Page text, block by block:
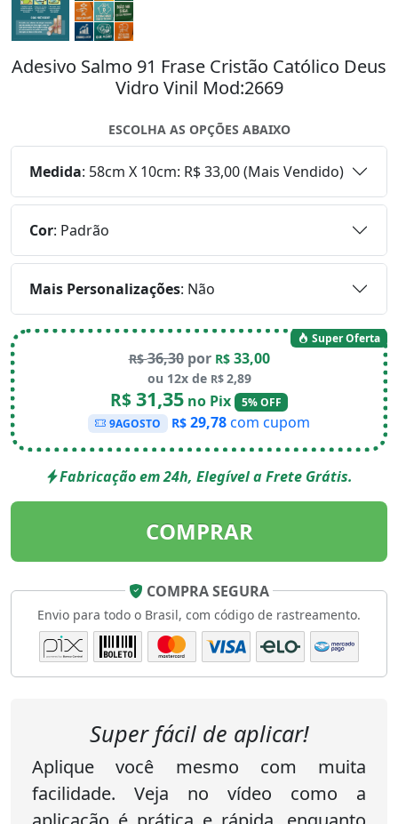
Adesivo Salmo 91 Frase Cristão Católico Deus
Vidro Vinil Mod:2669
ESCOLHA AS OPÇÕES ABAIXO
Medida: 58cm X 10cm: R$ 33,00 (Mais Vendido)
Cor: Padrão
Mais Personalizações: Não
Super Oferta
R$36,30por R$ 33,00
ou 12x de R$2,89
R$31,35no Pix
5% OFF
9AGOSTO
R$ 29,78com cupom
Fabricação em 24h, Elegível a Frete Grátis.
COMPRAR
COMPRA SEGURA
Envio para todo o Brasil, com código de rastreamento.
Super fácil de aplicar!
Aplique você mesmo com muita
facilidade. Veja no vídeo como a